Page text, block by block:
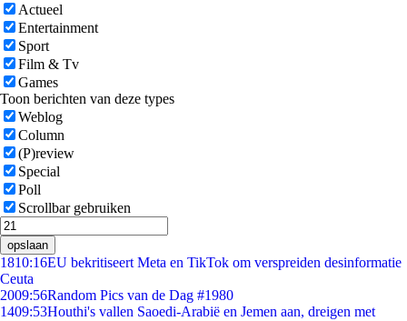
Actueel
Entertainment
Sport
Film & Tv
Games
Toon berichten van deze types
Weblog
Column
(P)review
Special
Poll
Scrollbar gebruiken
opslaan
1810:16EU bekritiseert Meta en TikTok om verspreiden desinformatie
Ceuta
2009:56Random Pics van de Dag #1980
1409:53Houthi's vallen Saoedi-Arabië en Jemen aan, dreigen met